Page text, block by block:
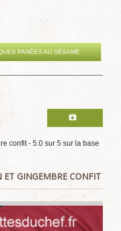
PANÉES AU SÉSAME
confit- 5.0 sur 5 sur la base
ET GINGEMBRE CONFIT